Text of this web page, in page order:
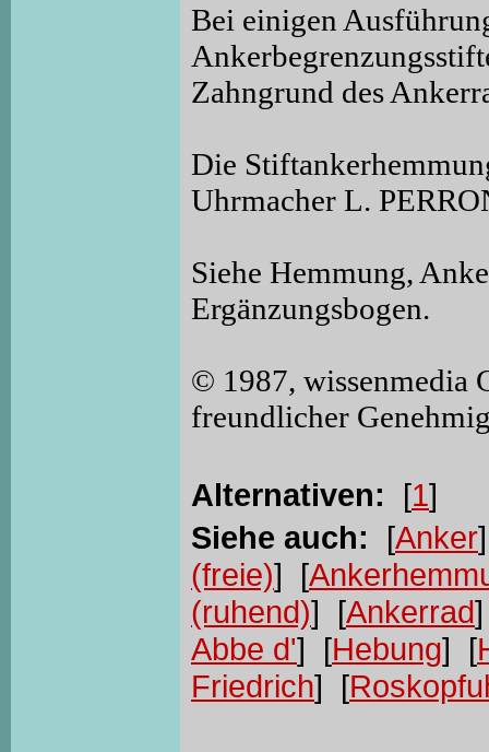
Bei einigen
Zahngrund des
Die
Uhrmacher L.
Siehe Hemmung,
Ergänzungsbogen.
© 1987, wissenmedia
freundlicher
Alternativen: [1]
Siehe auch: [Anker
(freie)] [
(ruhend)] [Ankerrad
Abbe d'] [Hebung] [
Friedrich] [